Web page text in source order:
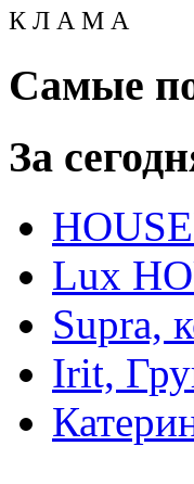
К Л А М А
Самые
За
Lux
Supra,
Irit,